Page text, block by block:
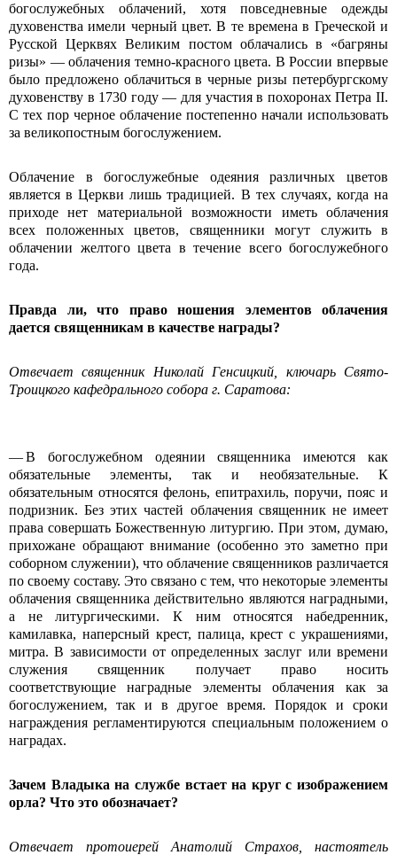
богослужебных облачений, хотя повсе­дневные одежды
духовенства имели черный цвет. В те времена в Греческой и
Русской Церквях Великим постом облачались в «багряны
ризы» — облачения темно-красного цвета. В России впервые
было предложено облачиться в черные ризы петербургскому
духовенству в 1730 году — для участия в похоронах Петра II.
С тех пор черное облачение постепенно начали использовать
за великопостным богослужением.
Облачение в богослужебные одеяния различных цветов
является в Церкви лишь традицией. В тех случаях, когда на
приходе нет материальной возможности иметь облачения
всех положенных цветов, священники могут служить в
облачении желтого цвета в течение всего богослужебного
года.
Правда ли, что право ношения элементов облачения
дается священникам в качестве награды?
Отвечает священник Николай Генсицкий, ключарь Свято-
Троицкого кафедрального собора г. Саратова:
— В богослужебном одеянии священника имеются как
обязательные элементы, так и необязательные. К
обязательным относятся фелонь, епитрахиль, поручи, пояс и
подризник. Без этих частей облачения священник не имеет
права совершать Божественную литургию. При этом, думаю,
прихожане обращают внимание (особенно это заметно при
соборном служении), что облачение священников различается
по своему составу. Это связано с тем, что некоторые элементы
облачения священника действительно являются наградными,
а не литургическими. К ним относятся набедренник,
камилавка, наперсный крест, палица, крест с украшениями,
митра. В зависимости от определенных заслуг или времени
служения священник получает право носить
соответствующие наградные элементы облачения как за
богослужением, так и в другое время. Порядок и сроки
награждения регламентируются специальным положением о
наградах.
Зачем Владыка на службе встает на круг с изображением
орла? Что это обозначает?
Отвечает протоиерей Анатолий Страхов, настоятель